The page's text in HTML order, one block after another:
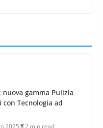
7 min read
di Reedijk
2024 3 min read
OFFERTA AMAZON:
per la Cura Auto
2023 14 min read